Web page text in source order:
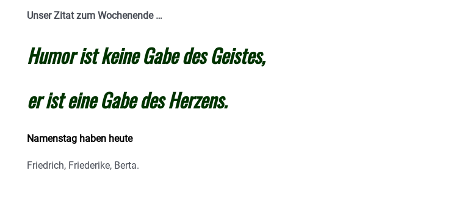
Unser Zitat zum Wochenende …
Humor ist keine Gabe des Geistes,
er ist eine Gabe des Herzens.
Namenstag haben heute
Friedrich, Friederike, Berta.